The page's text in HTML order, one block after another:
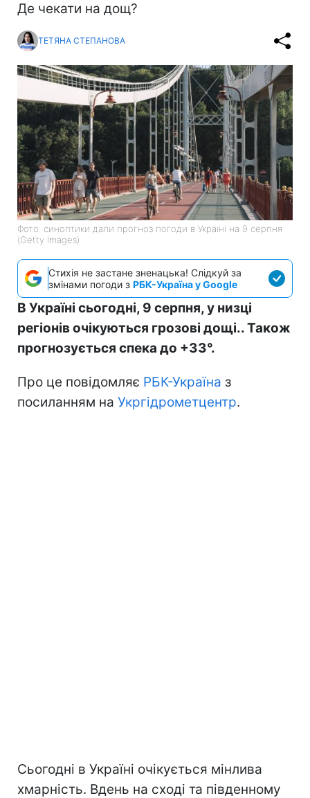
Де чекати на дощ?
ТЕТЯНА СТЕПАНОВА
Фото: синоптики дали прогноз погоди в Україні на 9 серпня
(Getty Images)
Стихія не застане зненацька! Слідкуй за
змінами погоди з РБК-Україна у Google
В Україні сьогодні, 9 серпня, у низці
регіонів очікуються грозові дощі.. Також
прогнозується спека до +33°.
Про це повідомляє РБК-Україна з
посиланням на Укргідрометцентр.
Сьогодні в Україні очікується мінлива
хмарність. Вдень на сході та південному